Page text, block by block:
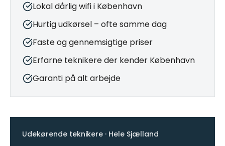
Lokal dårlig wifi i København
Hurtig udkørsel – ofte samme dag
Faste og gennemsigtige priser
Erfarne teknikere der kender København
Garanti på alt arbejde
Udekørende teknikere · Hele Sjælland